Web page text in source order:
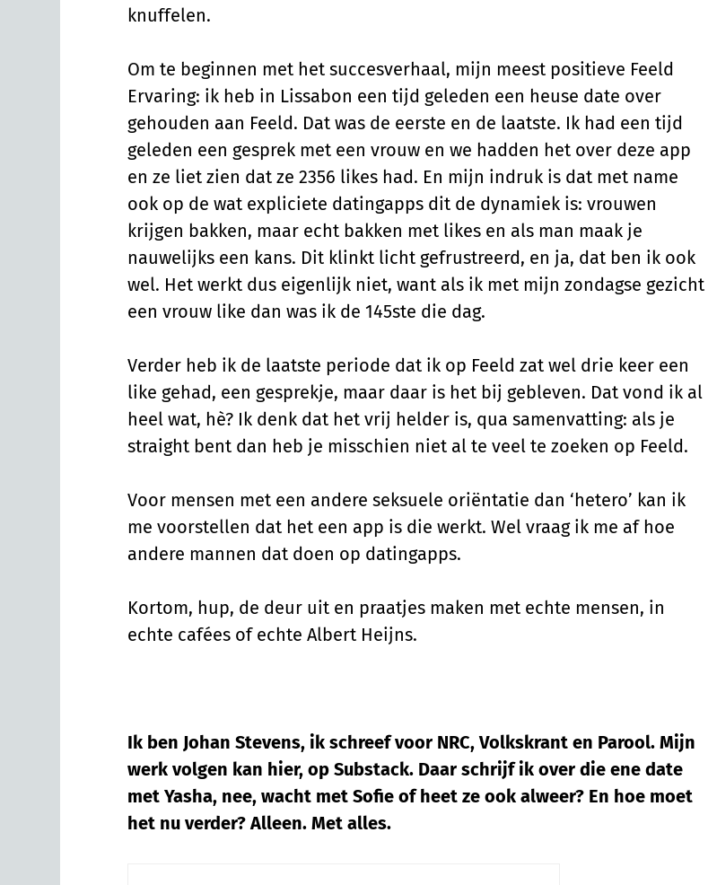
knuffelen.
Om te beginnen met het succesverhaal, mijn meest positieve Feeld
Ervaring: ik heb in Lissabon een tijd geleden een heuse date over
gehouden aan Feeld. Dat was de eerste en de laatste. Ik had een tijd
geleden een gesprek met een vrouw en we hadden het over deze app
en ze liet zien dat ze 2356 likes had. En mijn indruk is dat met name
ook op de wat expliciete datingapps dit de dynamiek is: vrouwen
krijgen bakken, maar echt bakken met likes en als man maak je
nauwelijks een kans. Dit klinkt licht gefrustreerd, en ja, dat ben ik ook
wel. Het werkt dus eigenlijk niet, want als ik met mijn zondagse gezicht
een vrouw like dan was ik de 145ste die dag.
Verder heb ik de laatste periode dat ik op Feeld zat wel drie keer een
like gehad, een gesprekje, maar daar is het bij gebleven. Dat vond ik al
heel wat, hè? Ik denk dat het vrij helder is, qua samenvatting: als je
straight bent dan heb je misschien niet al te veel te zoeken op Feeld.
Voor mensen met een andere seksuele oriëntatie dan ‘hetero’ kan ik
me voorstellen dat het een app is die werkt. Wel vraag ik me af hoe
andere mannen dat doen op datingapps.
Kortom, hup, de deur uit en praatjes maken met echte mensen, in
echte cafées of echte Albert Heijns.
Ik ben Johan Stevens, ik schreef voor NRC, Volkskrant en Parool. Mijn
werk volgen kan hier, op Substack. Daar schrijf ik over die ene date
met Yasha, nee, wacht met Sofie of heet ze ook alweer? En hoe moet
het nu verder? Alleen. Met alles.